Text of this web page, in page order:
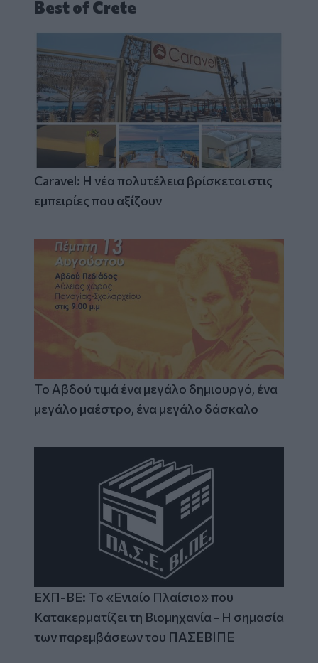
Best of Crete
Caravel: Η νέα πολυτέλεια βρίσκεται στις
εμπειρίες που αξίζουν
Το Αβδού τιμά ένα μεγάλο δημιουργό, ένα
μεγάλο μαέστρο, ένα μεγάλο δάσκαλο
ΕΧΠ-ΒΕ: Το «Ενιαίο Πλαίσιο» που
Κατακερματίζει τη Βιομηχανία - Η σημασία
των παρεμβάσεων του ΠΑΣΕΒΙΠΕ